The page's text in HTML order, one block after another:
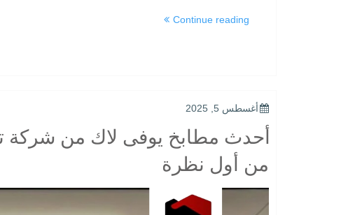
Continue reading
“اسعار
POSTED
أغسطس 5, 2025
أحدث مطابخ يوفى لاك من
من أول نظرة